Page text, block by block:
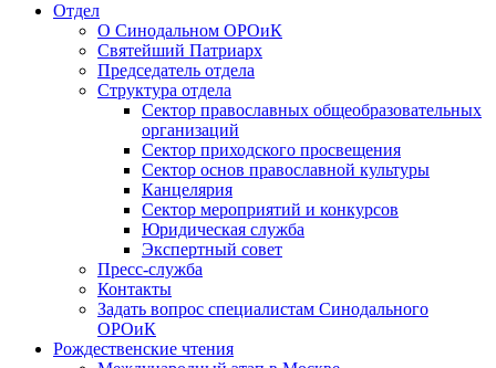
Отдел
О Синодальном ОРОиК
Святейший Патриарх
Председатель отдела
Структура отдела
Сектор православных общеобразовательных
организаций
Сектор приходского просвещения
Сектор основ православной культуры
Канцелярия
Сектор мероприятий и конкурсов
Юридическая служба
Экспертный совет
Пресс-служба
Контакты
Задать вопрос специалистам Синодального
ОРОиК
Рождественские чтения